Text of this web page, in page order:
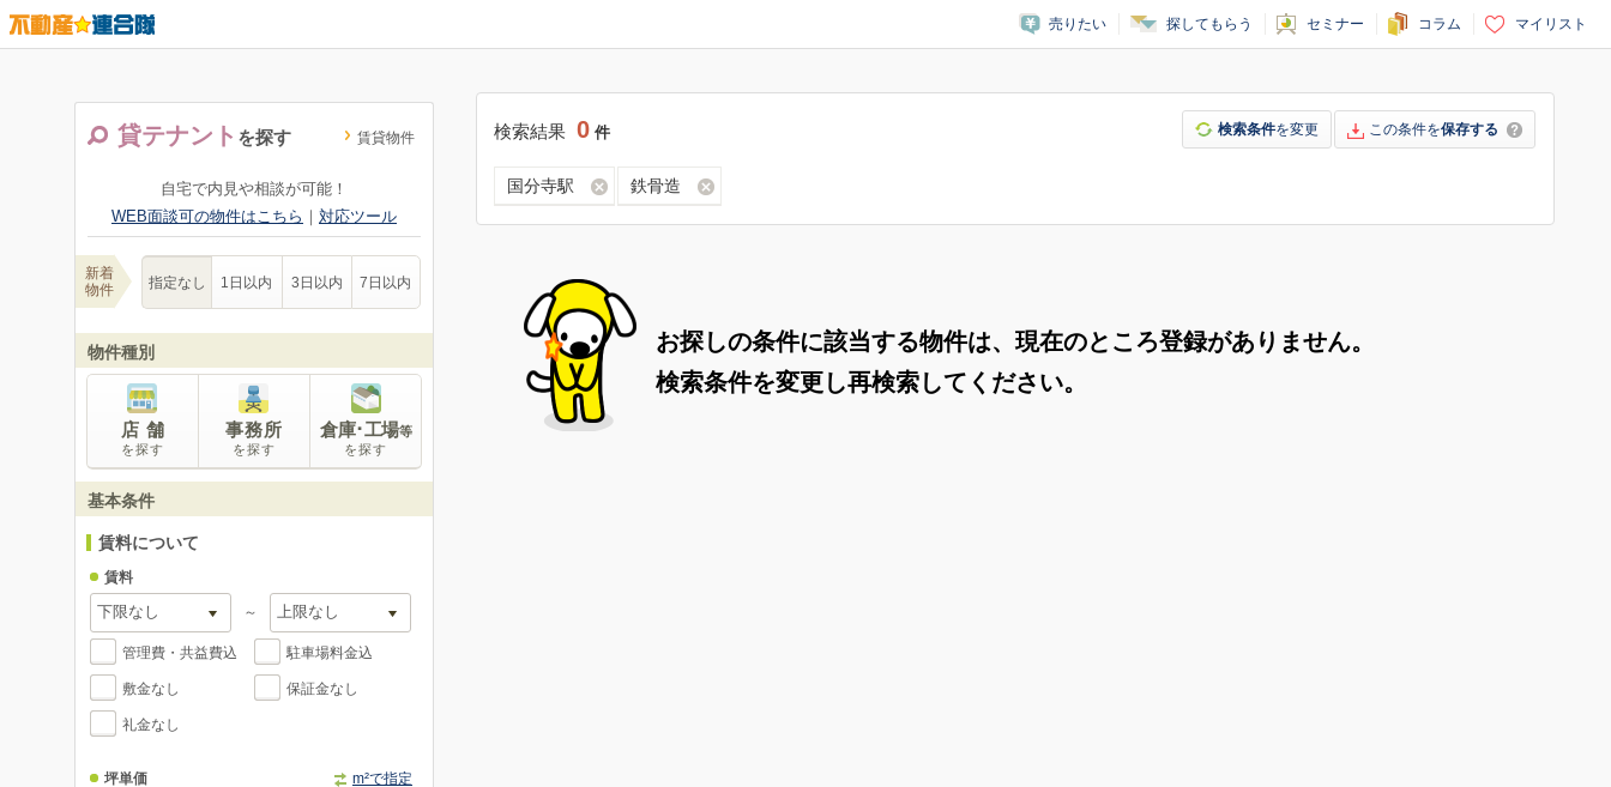
売りたい 探してもらう セミナー コラム マイリスト
貸テナント を探す 賃貸物件
自宅で内見や相談が可能！
WEB面談可の物件はこちら ｜ 対応ツール
新着
物件
指定なし 1日以内 3日以内 7日以内
物件種別
店 舗
を探す
事務所
を探す
倉庫･工場等
を探す
基本条件
賃料について
賃料
～
管理費・共益費込 駐車場料金込
敷金なし 保証金なし
礼金なし
坪単価 m²で指定
検索結果 0 件 検索条件を変更 この条件を保存する
国分寺駅 鉄骨造
お探しの条件に該当する物件は、現在のところ登録がありません。
検索条件を変更し再検索してください。